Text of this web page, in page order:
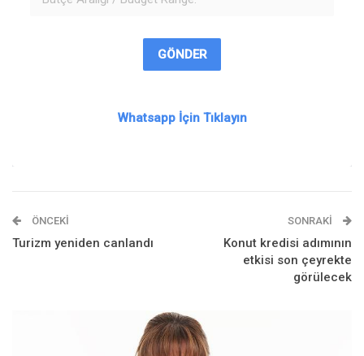
GÖNDER
Whatsapp İçin Tıklayın
ÖNCEKI
Turizm yeniden canlandı
SONRAKI
Konut kredisi adımının
etkisi son çeyrekte
görülecek